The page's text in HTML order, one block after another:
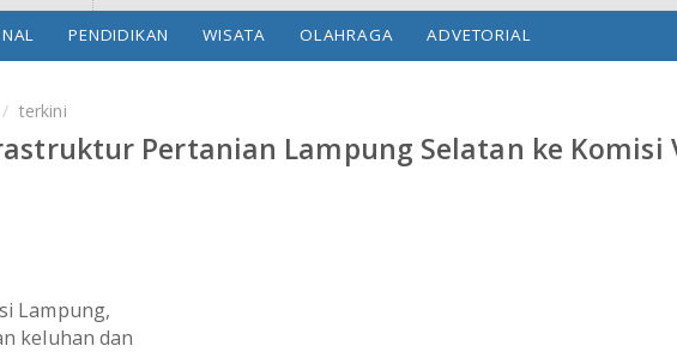
PENDIDIKAN WISATA OLAHRAGA ADVETORIAL
terkini
Pertanian Lampung Selatan ke Komisi
Lampung,
keluhan dan